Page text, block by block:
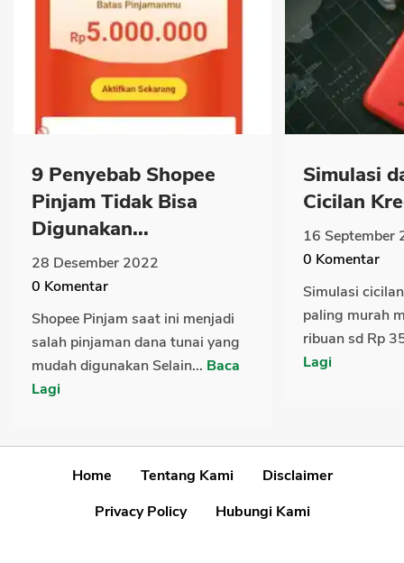
9 Penyebab Shopee
Pinjam Tidak Bisa
Digunakan...
28 Desember 2022
0 Komentar
Shopee Pinjam saat ini menjadi
salah pinjaman dana tunai yang
mudah digunakan Selain... Baca
Lagi
Simulasi
Cicilan
16 September
0 Komentar
Simulasi
paling murah
ribuan sd Rp
Lagi
Home Tentang Kami
Disclaimer
Privacy Policy
Hubungi Kami